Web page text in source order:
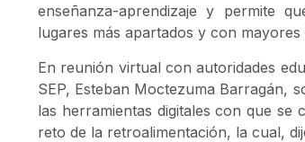
enseñanza-aprendizaje y permite
lugares más apartados y con
En reunión virtual con autoridades
SEP, Esteban Moctezuma Barragán,
las herramientas digitales con que
reto de la retroalimentación, la cual,